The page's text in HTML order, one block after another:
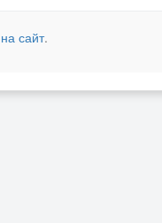
сайт.